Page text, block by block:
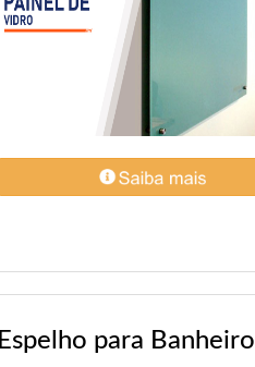
Espelho para Banheiro